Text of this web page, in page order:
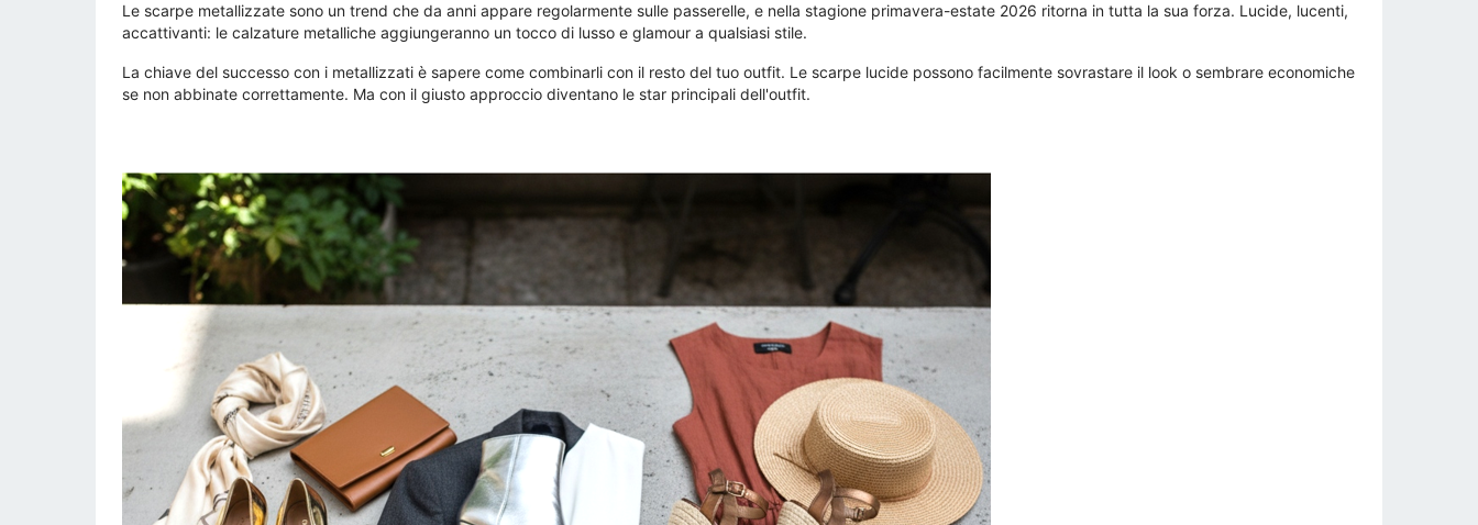
Le scarpe metallizzate sono un trend che da anni appare regolarmente sulle passerelle, e nella stagione primavera-estate 2026 ritorna in tutta la sua forza. Lucide, lucenti,
accattivanti: le calzature metalliche aggiungeranno un tocco di lusso e glamour a qualsiasi stile.
La chiave del successo con i metallizzati è sapere come combinarli con il resto del tuo outfit. Le scarpe lucide possono facilmente sovrastare il look o sembrare economiche
se non abbinate correttamente. Ma con il giusto approccio diventano le star principali dell'outfit.